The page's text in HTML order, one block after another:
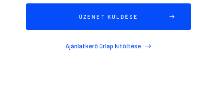
Ajánlatkérő űrlap kitöltése